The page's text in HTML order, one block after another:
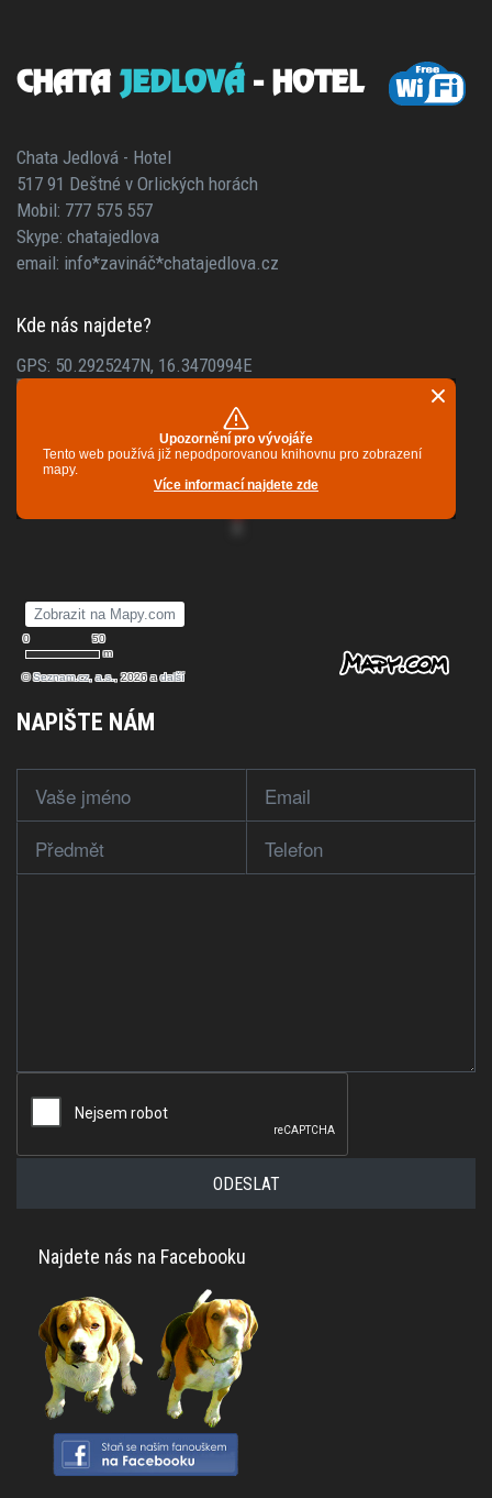
CHATA JEDLOVÁ - HOTEL
Chata Jedlová - Hotel
517 91 Deštné v Orlických horách
Mobil: 777 575 557
Skype: chatajedlova
email: info*zavináč*chatajedlova.cz
Kde nás najdete?
GPS: 50.2925247N, 16.3470994E
NAPIŠTE NÁM
ODESLAT
Najdete nás na Facebooku